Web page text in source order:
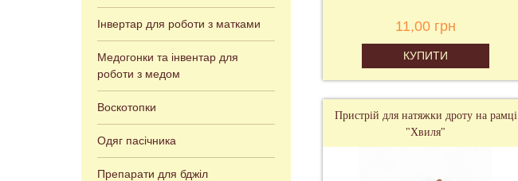
Інвертар для роботи з матками
Медогонки та інвентар для
роботи з медом
Воскотопки
Одяг пасічника
Препарати для бджіл
11,00 грн
КУПИТИ
Пристрій для натяжки дроту на рамці
"Хвиля"